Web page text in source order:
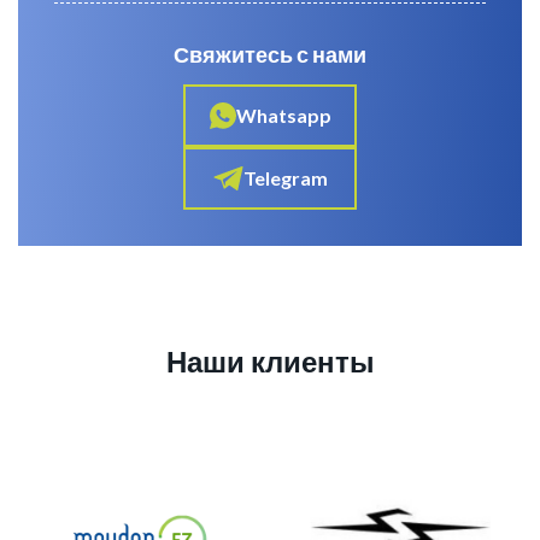
Свяжитесь с нами
Whatsapp
Telegram
Наши клиенты